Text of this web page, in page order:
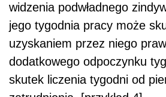
widzenia podwładnego
jego tygodnia pracy może
uzyskaniem przez niego
dodatkowego odpoczynku
skutek liczenia tygodni od